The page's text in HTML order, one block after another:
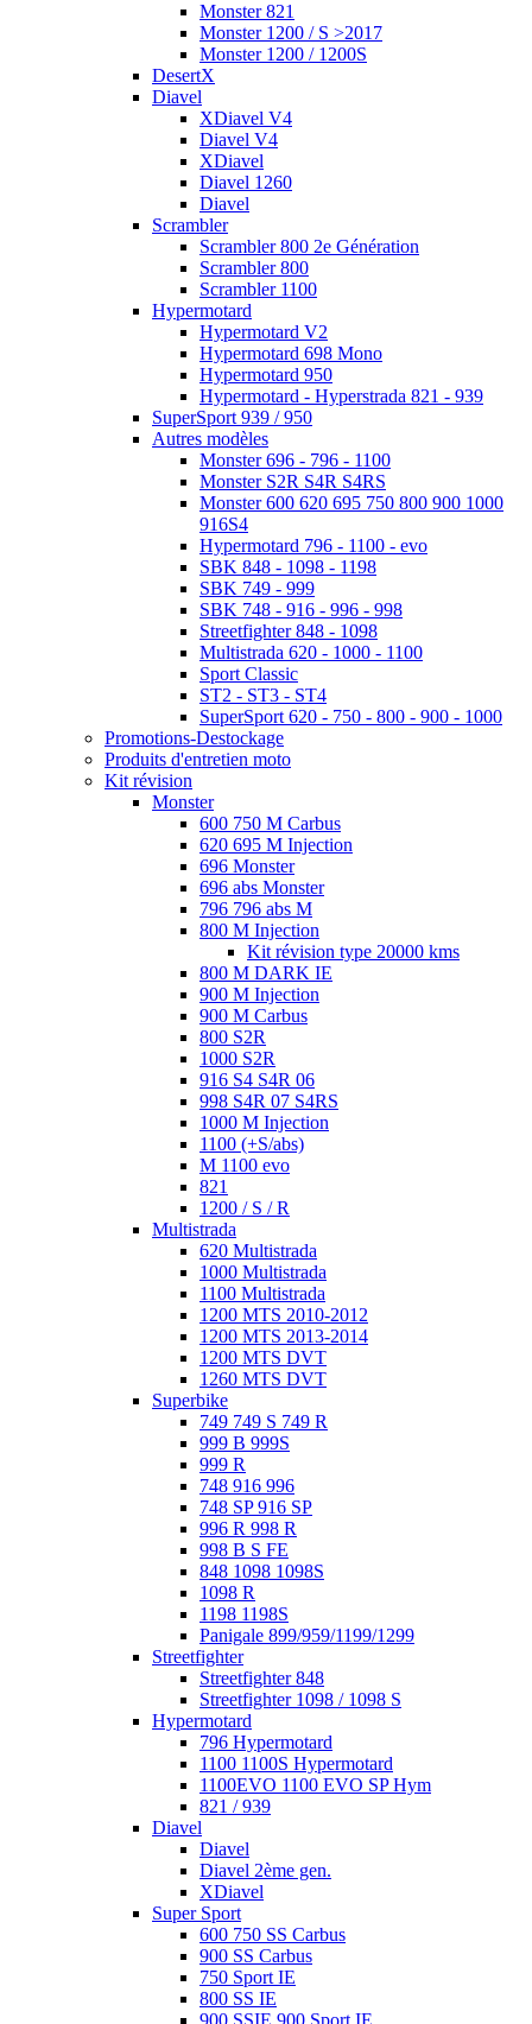
Monster 821
Monster 1200 / S >2017
Monster 1200 / 1200S
DesertX
Diavel
XDiavel V4
Diavel V4
XDiavel
Diavel 1260
Diavel
Scrambler
Scrambler 800 2e Génération
Scrambler 800
Scrambler 1100
Hypermotard
Hypermotard V2
Hypermotard 698 Mono
Hypermotard 950
Hypermotard - Hyperstrada 821 - 939
SuperSport 939 / 950
Autres modèles
Monster 696 - 796 - 1100
Monster S2R S4R S4RS
Monster 600 620 695 750 800 900 1000
916S4
Hypermotard 796 - 1100 - evo
SBK 848 - 1098 - 1198
SBK 749 - 999
SBK 748 - 916 - 996 - 998
Streetfighter 848 - 1098
Multistrada 620 - 1000 - 1100
Sport Classic
ST2 - ST3 - ST4
SuperSport 620 - 750 - 800 - 900 - 1000
Promotions-Destockage
Produits d'entretien moto
Kit révision
Monster
600 750 M Carbus
620 695 M Injection
696 Monster
696 abs Monster
796 796 abs M
800 M Injection
Kit révision type 20000 kms
800 M DARK IE
900 M Injection
900 M Carbus
800 S2R
1000 S2R
916 S4 S4R 06
998 S4R 07 S4RS
1000 M Injection
1100 (+S/abs)
M 1100 evo
821
1200 / S / R
Multistrada
620 Multistrada
1000 Multistrada
1100 Multistrada
1200 MTS 2010-2012
1200 MTS 2013-2014
1200 MTS DVT
1260 MTS DVT
Superbike
749 749 S 749 R
999 B 999S
999 R
748 916 996
748 SP 916 SP
996 R 998 R
998 B S FE
848 1098 1098S
1098 R
1198 1198S
Panigale 899/959/1199/1299
Streetfighter
Streetfighter 848
Streetfighter 1098 / 1098 S
Hypermotard
796 Hypermotard
1100 1100S Hypermotard
1100EVO 1100 EVO SP Hym
821 / 939
Diavel
Diavel
Diavel 2ème gen.
XDiavel
Super Sport
600 750 SS Carbus
900 SS Carbus
750 Sport IE
800 SS IE
900 SSIE 900 Sport IE